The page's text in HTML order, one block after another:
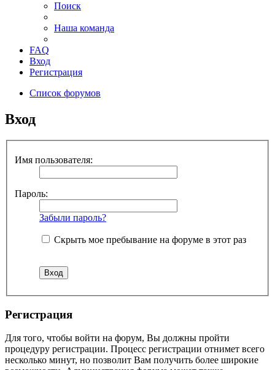
Поиск
Наша команда
FAQ
Вход
Регистрация
Список форумов
Вход
Имя пользователя:
Пароль:
Забыли пароль?
Скрыть мое пребывание на форуме в этот раз
Регистрация
Для того, чтобы войти на форум, Вы должны пройти
процедуру регистрации. Процесс регистрации отнимет всего
несколько минут, но позволит Вам получить более широкие